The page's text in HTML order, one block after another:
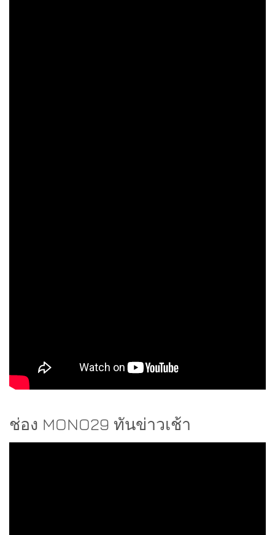
ช่อง MONO29 ทันข่าวเช้า